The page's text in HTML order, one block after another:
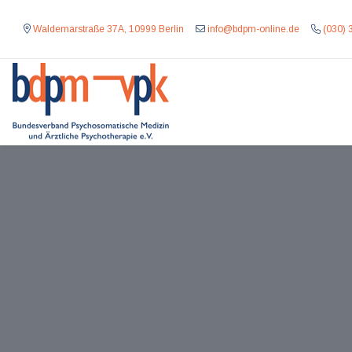
Waldemarstraße 37A, 10999 Berlin info@bdpm-online.de (030)